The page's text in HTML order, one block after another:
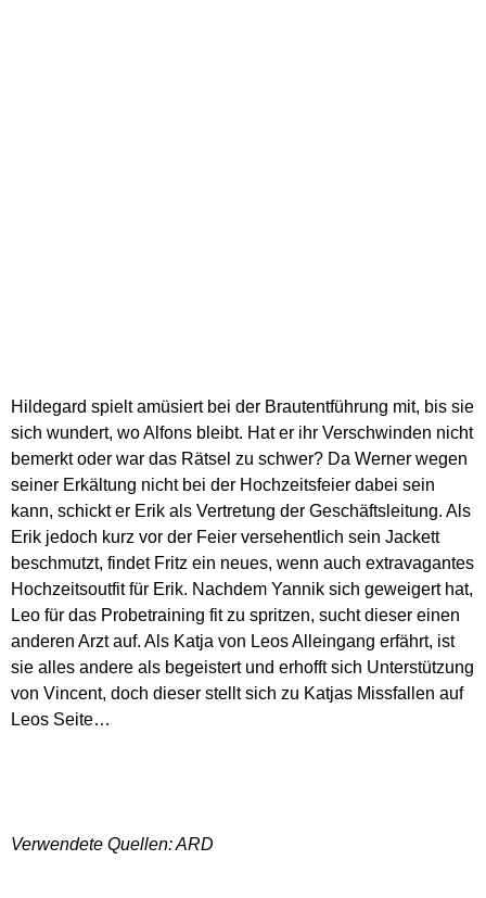
Hildegard spielt amüsiert bei der Brautentführung mit, bis sie
sich wundert, wo Alfons bleibt. Hat er ihr Verschwinden nicht
bemerkt oder war das Rätsel zu schwer? Da Werner wegen
seiner Erkältung nicht bei der Hochzeitsfeier dabei sein
kann, schickt er Erik als Vertretung der Geschäftsleitung. Als
Erik jedoch kurz vor der Feier versehentlich sein Jackett
beschmutzt, findet Fritz ein neues, wenn auch extravagantes
Hochzeitsoutfit für Erik. Nachdem Yannik sich geweigert hat,
Leo für das Probetraining fit zu spritzen, sucht dieser einen
anderen Arzt auf. Als Katja von Leos Alleingang erfährt, ist
sie alles andere als begeistert und erhofft sich Unterstützung
von Vincent, doch dieser stellt sich zu Katjas Missfallen auf
Leos Seite…
Verwendete Quellen: ARD